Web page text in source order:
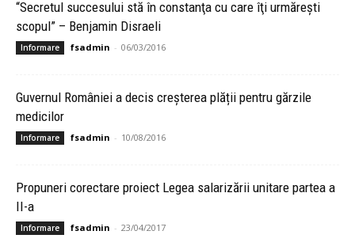
“Secretul succesului stă în constanţa cu care îţi urmăreşti
scopul” – Benjamin Disraeli
Informare fsadmin - 06/03/2016
Guvernul României a decis creșterea plății pentru gărzile
medicilor
Informare fsadmin - 10/08/2016
Propuneri corectare proiect Legea salarizării unitare partea a
II-a
Informare fsadmin - 23/04/2017